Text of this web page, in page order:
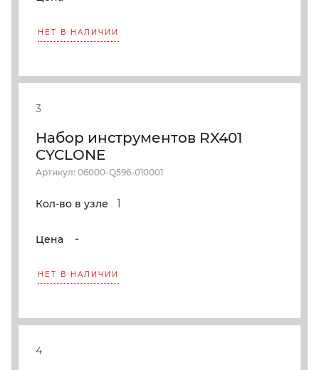
НЕТ В НАЛИЧИИ
3
Набор инструментов RX401
CYCLONE
Артикул: 06000-Q596-010001
Кол-во в узле 1
Цена -
НЕТ В НАЛИЧИИ
4